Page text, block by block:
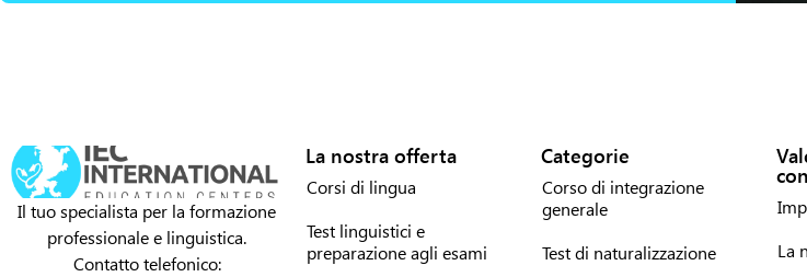
Il tuo specialista per la formazione
professionale e linguistica.
Contatto telefonico:
La nostra offerta
Corsi di lingua
Test linguistici e
preparazione agli esami
Categorie
Corso di integrazione
generale
Test di naturalizzazione
La